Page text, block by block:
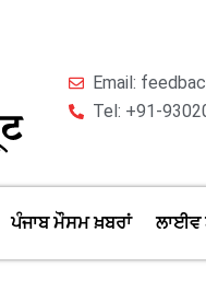
Email:
Tel: +91-
ਪੰਜਾਬ ਮੌਸਮ ਖ਼ਬਰਾਂ ਲਾਈਵ